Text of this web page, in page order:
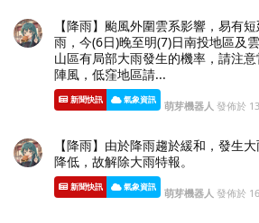
【降雨】颱風外圍雲系影響，易有
雨，今(6日)晚至明(7)日南投地區及
山區有局部大雨發生的機率，請注
陣風，低窪地區請...
新聞快訊 氣象資訊 萌芽機器人 發佈於
【降雨】由於降雨趨於緩和，發生
降低，故解除大雨特報。
新聞快訊 氣象資訊 萌芽機器人 發佈於